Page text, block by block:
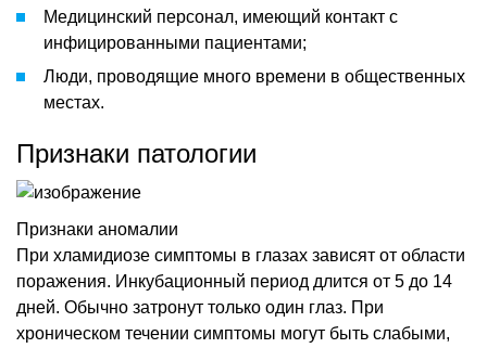
Медицинский персонал, имеющий контакт с
инфицированными пациентами;
Люди, проводящие много времени в общественных
местах.
Признаки патологии
Признаки аномалии
При хламидиозе симптомы в глазах зависят от области
поражения. Инкубационный период длится от 5 до 14
дней. Обычно затронут только один глаз. При
хроническом течении симптомы могут быть слабыми,